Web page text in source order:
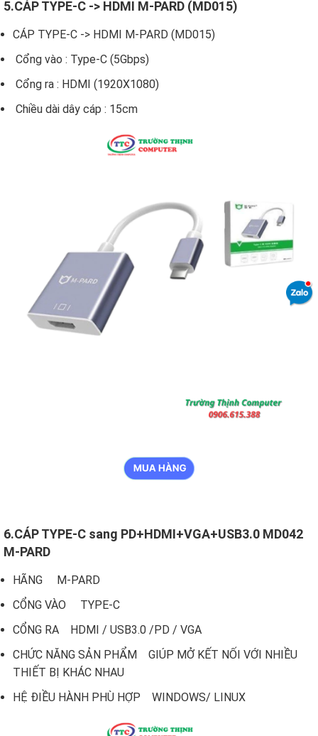
5.CÁP TYPE-C -> HDMI M-PARD (MD015)
CÁP TYPE-C -> HDMI M-PARD (MD015)
Cổng vào : Type-C (5Gbps)
Cổng ra : HDMI (1920X1080)
Chiều dài dây cáp : 15cm
6.CÁP TYPE-C sang PD+HDMI+VGA+USB3.0 MD042
M-PARD
HÃNG M-PARD
CỔNG VÀO TYPE-C
CỔNG RA HDMI / USB3.0 /PD / VGA
CHỨC NĂNG SẢN PHẨM GIÚP MỞ KẾT NỐI VỚI NHIỀU
THIẾT BỊ KHÁC NHAU
HỆ ĐIỀU HÀNH PHÙ HỢP WINDOWS/ LINUX